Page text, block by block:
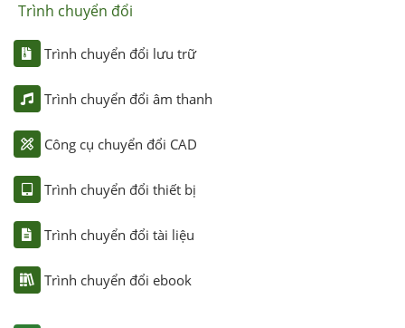
Trình chuyển đổi
Trình chuyển đổi lưu trữ
Trình chuyển đổi âm thanh
Công cụ chuyển đổi CAD
Trình chuyển đổi thiết bị
Trình chuyển đổi tài liệu
Trình chuyển đổi ebook